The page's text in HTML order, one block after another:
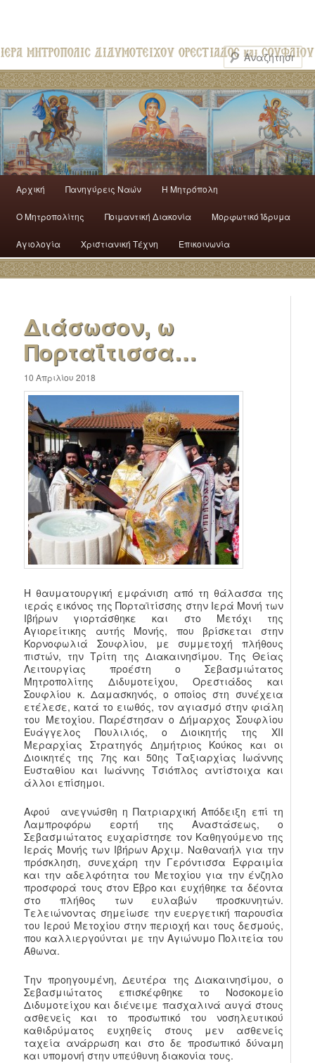
Αρχική Πανηγύρεις Ναών H Mητρόπολη
Ο Mητροπολίτης Ποιμαντική Διακονία Μορφωτικό Ίδρυμα
Αγιολογία Χριστιανική Τέχνη Επικοινωνία
Διάσωσον, ω
Πορταΐτισσα…
10 Απριλίου 2018
Η θαυματουργική εμφάνιση από τη θάλασσα της
ιεράς εικόνος της Πορταϊτίσσης στην Ιερά Μονή των
Ιβήρων γιορτάσθηκε και στο Μετόχι της
Αγιορείτικης αυτής Μονής, που βρίσκεται στην
Κορνοφωλιά Σουφλίου, με συμμετοχή πλήθους
πιστών, την Τρίτη της Διακαινησίμου. Της Θείας
Λειτουργίας προέστη ο Σεβασμιώτατος
Μητροπολίτης Διδυμοτείχου, Ορεστιάδος και
Σουφλίου κ. Δαμασκηνός, ο οποίος στη συνέχεια
ετέλεσε, κατά το ειωθός, τον αγιασμό στην φιάλη
του Μετοχίου. Παρέστησαν ο Δήμαρχος Σουφλίου
Ευάγγελος Πουλιλιός, ο Διοικητής της XII
Μεραρχίας Στρατηγός Δημήτριος Κούκος και οι
Διοικητές της 7ης και 50ης Ταξιαρχίας Ιωάννης
Ευσταθίου και Ιωάννης Τσιόπλος αντίστοιχα και
άλλοι επίσημοι.
Αφού ανεγνώσθη η Πατριαρχική Απόδειξη επί τη
Λαμπροφόρω εορτή της Αναστάσεως, ο
Σεβασμιώτατος ευχαρίστησε τον Καθηγούμενο της
Ιεράς Μονής των Ιβήρων Αρχιμ. Ναθαναήλ για την
πρόσκληση, συνεχάρη την Γερόντισσα Εφραιμία
και την αδελφότητα του Μετοχίου για την ένζηλο
προσφορά τους στον Έβρο και ευχήθηκε τα δέοντα
στο πλήθος των ευλαβών προσκυνητών.
Τελειώνοντας σημείωσε την ευεργετική παρουσία
του Ιερού Μετοχίου στην περιοχή και τους δεσμούς,
που καλλιεργούνται με την Αγιώνυμο Πολιτεία του
Άθωνα.
Την προηγουμένη, Δευτέρα της Διακαινησίμου, ο
Σεβασμιώτατος επισκέφθηκε το Νοσοκομείο
Διδυμοτείχου και διένειμε πασχαλινά αυγά στους
ασθενείς και το προσωπικό του νοσηλευτικού
καθιδρύματος ευχηθείς στους μεν ασθενείς
ταχεία ανάρρωση και στο δε προσωπικό δύναμη
και υπομονή στην υπεύθυνη διακονία τους.